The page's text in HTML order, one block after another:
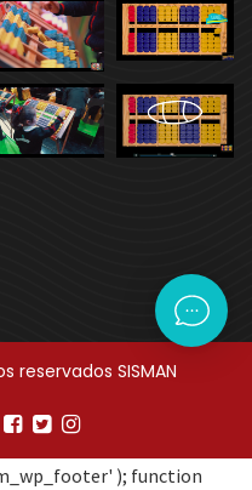
reservados SISMAN
); function